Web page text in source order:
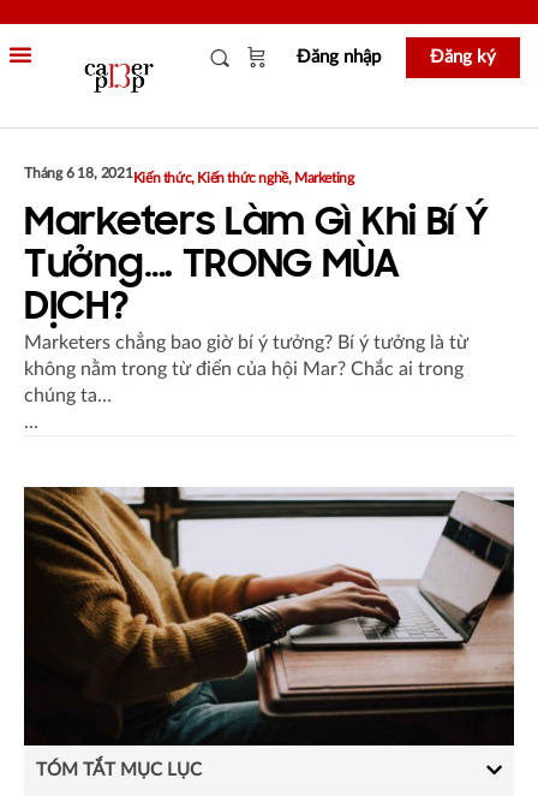
Đăng nhập Đăng ký
Tháng 6 18, 2021Kiến thức, Kiến thức nghề, Marketing
Marketers Làm Gì Khi Bí Ý
Tưởng…. TRONG MÙA
DỊCH?
Marketers chẳng bao giờ bí ý tưởng? Bí ý tưởng là từ
không nằm trong từ điển của hội Mar? Chắc ai trong
chúng ta…
...
TÓM TẮT MỤC LỤC